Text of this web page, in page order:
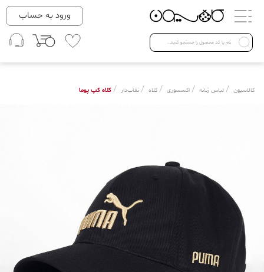
دسته بندی ها
Open submenu ( لباس زنانه )
لباس زنانه
لباس مردانه
ورود به حساب
کالاسیون / لباس زنانه / اکسسوری / کلاه / نقاب‌دار / کلاه کپ پوما